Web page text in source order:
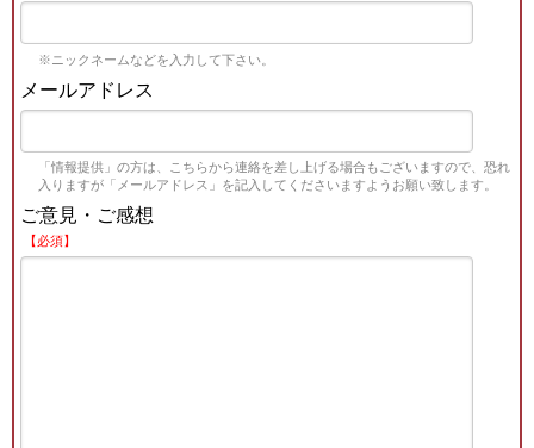
※ニックネームなどを入力して下さい。
メールアドレス
「情報提供」の方は、こちらから連絡を差し上げる場合もございますので、恐れ
入りますが「メールアドレス」を記入してくださいますようお願い致します。
ご意見・ご感想
【必須】